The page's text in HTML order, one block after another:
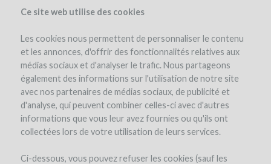
Ce site web utilise des cookies
Les cookies nous permettent de personnaliser le contenu
et les annonces, d'offrir des fonctionnalités relatives aux
médias sociaux et d'analyser le trafic. Nous partageons
également des informations sur l'utilisation de notre site
avec nos partenaires de médias sociaux, de publicité et
d'analyse, qui peuvent combiner celles-ci avec d'autres
informations que vous leur avez fournies ou qu'ils ont
collectées lors de votre utilisation de leurs services.
Ci-dessous, vous pouvez refuser les cookies (sauf les
le projet le domaine détails du projet avis d'experts
les remboursements en vin